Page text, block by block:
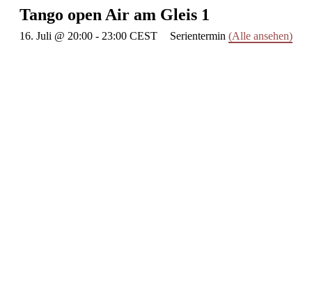
Tango open Air am Gleis 1
16. Juli @ 20:00 - 23:00 CEST Serientermin (Alle ansehen)